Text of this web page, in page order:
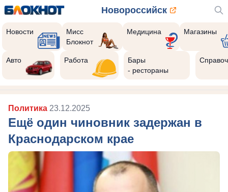
Новороссийск
Новости
Мисс
Блокнот
Медицина Магазины
Авто Работа
Бары
- рестораны
Политика 23.12.2025
Ещё один чиновник задержан в
Краснодарском крае